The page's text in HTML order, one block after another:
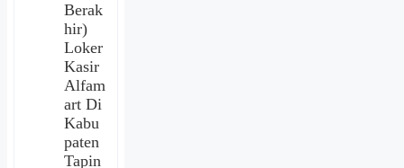
Berak
hir)
Loker
Kasir
Alfam
art Di
Kabu
paten
Tapin